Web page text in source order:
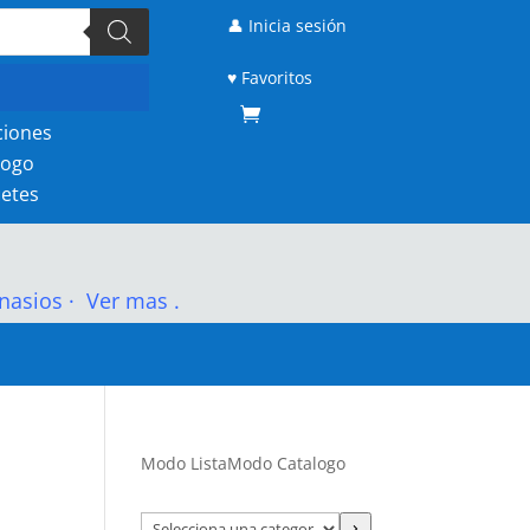
👤 Inicia sesión
♥ Favoritos
· Ver mas .
Modo ListaModo Catalogo
Selecciona